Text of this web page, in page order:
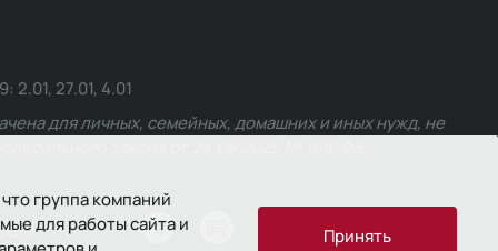
группа компаний
для работы сайта и
Принять
27.01, 4.01
для личных, семейных, домашних и иных нужд, не